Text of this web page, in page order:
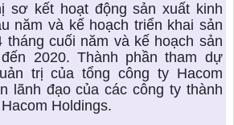
sơ kết hoạt động sản xuất kinh
năm và kế hoạch triển khai sản
tháng cuối năm và kế hoạch sản
2020. Thành phần tham dự
trị của tổng công ty Hacom
lãnh đạo của các công ty thành
Holdings.